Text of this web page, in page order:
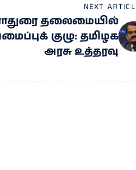
NEXT
தலைமையில்
குழு: தமிழக
அரசு உத்தரவு